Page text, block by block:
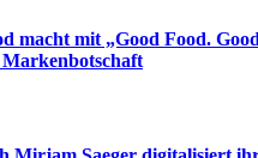
macht mit „Good Food.